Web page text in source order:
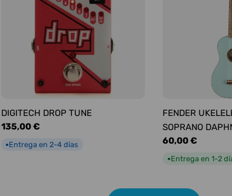
DIGITECH DROP TUNE
Precio
135,00 €
●Entrega en 2-4 días
FENDER
SOPRANO
Precio
60,00 €
●Entrega en 1-2